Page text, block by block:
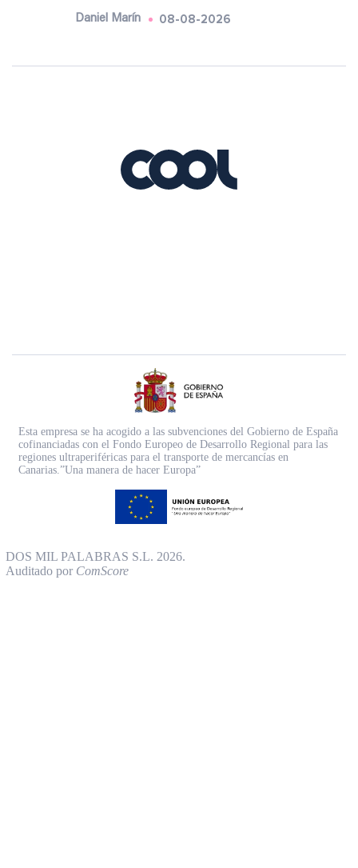
Daniel Marín 08-08-2026
Esta empresa se ha acogido a las subvenciones del Gobierno de España
cofinanciadas con el Fondo Europeo de Desarrollo Regional para las
regiones ultraperiféricas para el transporte de mercancías en
Canarias.”Una manera de hacer Europa”
DOS MIL PALABRAS S.L. 2026.
Auditado por ComScore